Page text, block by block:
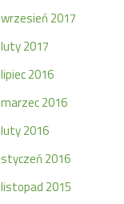
wrzesień 2017
luty 2017
lipiec 2016
marzec 2016
luty 2016
styczeń 2016
listopad 2015